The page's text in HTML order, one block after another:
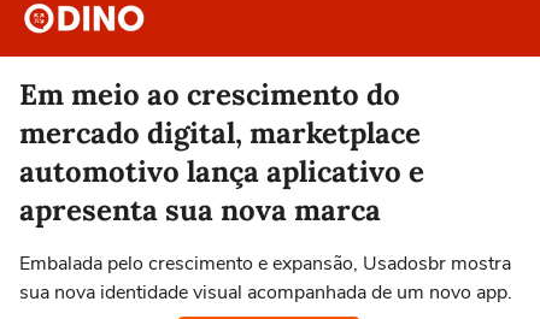
Em meio ao crescimento do
mercado digital, marketplace
automotivo lança aplicativo e
apresenta sua nova marca
Embalada pelo crescimento e expansão, Usadosbr mostra
sua nova identidade visual acompanhada de um novo app.